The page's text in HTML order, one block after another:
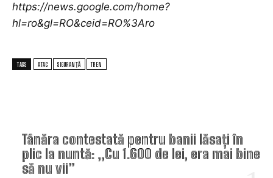
Tânăra contestată pentru banii lăsați în
plic la nuntă: „Cu 1.600 de lei, era mai bine
să nu vii”
https://news.google.com/home?
hl=ro&gl=RO&ceid=RO%3Aro
TAGS ATAC SIGURANȚĂ TREN